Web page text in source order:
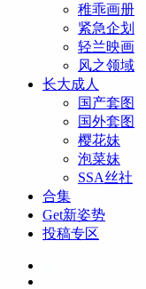
稚乖画册
紧急企划
轻兰映画
风之领域
长大成人
国产套图
国外套图
樱花妹
泡菜妹
SSA丝社
合集
Get新姿势
投稿专区